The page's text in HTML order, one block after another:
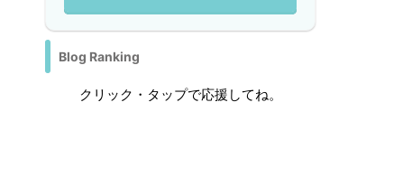
Blog Ranking
クリック・タップで応援してね。